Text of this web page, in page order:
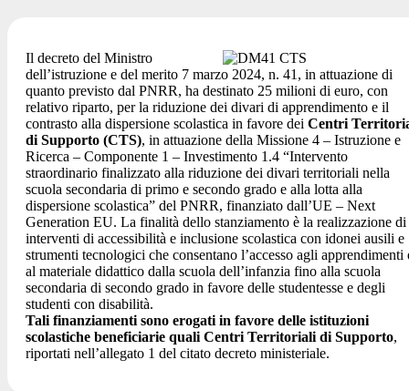
Il decreto del Ministro
dell’istruzione e del merito 7 marzo 2024, n. 41, in attuazione di
quanto previsto dal PNRR, ha destinato 25 milioni di euro, con
relativo riparto, per la riduzione dei divari di apprendimento e il
contrasto alla dispersione scolastica in favore dei Centri
di Supporto (CTS), in attuazione della Missione 4 – Istruzione e
Ricerca – Componente 1 – Investimento 1.4 “Intervento
straordinario finalizzato alla riduzione dei divari territoriali nella
scuola secondaria di primo e secondo grado e alla lotta alla
dispersione scolastica” del PNRR, finanziato dall’UE – Next
Generation EU. La finalità dello stanziamento è la realizzazione di
interventi di accessibilità e inclusione scolastica con idonei ausili e
strumenti tecnologici che consentano l’accesso agli apprendimenti
al materiale didattico dalla scuola dell’infanzia fino alla scuola
secondaria di secondo grado in favore delle studentesse e degli
studenti con disabilità.
Tali finanziamenti sono erogati in favore delle istituzioni
scolastiche beneficiarie quali Centri Territoriali di Supporto,
riportati nell’allegato 1 del citato decreto ministeriale.